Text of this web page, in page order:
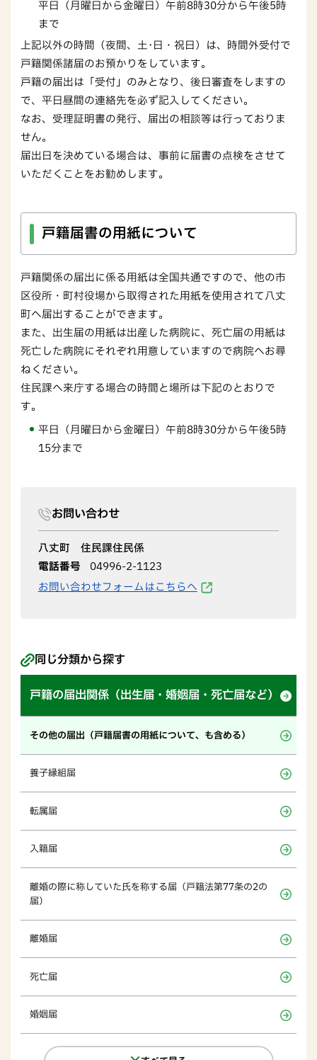
平日（月曜日から金曜日）午前8時30分から午後5時
まで
上記以外の時間（夜間、土･日・祝日）は、時間外受付で
戸籍関係諸届のお預かりをしています。
戸籍の届出は「受付」のみとなり、後日審査をしますの
で、平日昼間の連絡先を必ず記入してください。
なお、受理証明書の発行、届出の相談等は行っておりま
せん。
届出日を決めている場合は、事前に届書の点検をさせて
いただくことをお勧めします。
戸籍届書の用紙について
戸籍関係の届出に係る用紙は全国共通ですので、他の市
区役所・町村役場から取得された用紙を使用されて八丈
町へ届出することができます。
また、出生届の用紙は出産した病院に、死亡届の用紙は
死亡した病院にそれぞれ用意していますので病院へお尋
ねください。
住民課へ来庁する場合の時間と場所は下記のとおりで
す。
平日（月曜日から金曜日）午前8時30分から午後5時
15分まで
お問い合わせ
八丈町 住民課住民係
電話番号
04996-2-1123
お問い合わせフォームはこちらへ
同じ分類から探す
戸籍の届出関係（出生届・婚姻届・死亡届など）
その他の届出（戸籍届書の用紙について、も含める）
養子縁組届
転属届
入籍届
離婚の際に称していた氏を称する届（戸籍法第77条の2の
届）
離婚届
死亡届
婚姻届